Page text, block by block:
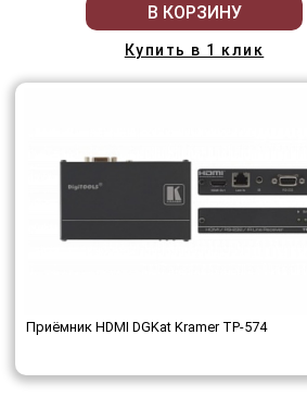
В КОРЗИНУ
Купить в 1 клик
Приёмник HDMI DGKat Kramer TP-574